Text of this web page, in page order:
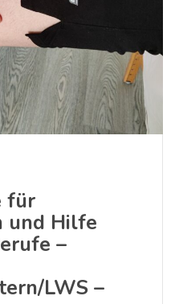
für
und Hilfe
–
LWS –